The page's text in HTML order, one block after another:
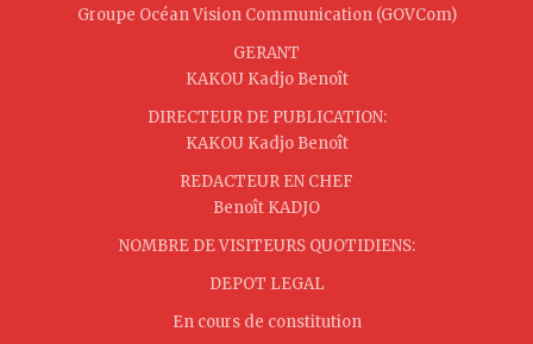
Groupe Océan Vision Communication (GOVCom)
GERANT
KAKOU Kadjo Benoît
DIRECTEUR DE PUBLICATION:
KAKOU Kadjo Benoît
REDACTEUR EN CHEF
Benoît KADJO
NOMBRE DE VISITEURS QUOTIDIENS:
DEPOT LEGAL
En cours de constitution